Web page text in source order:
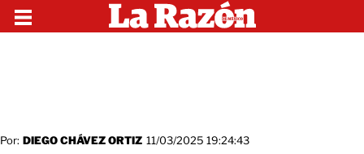
Por: DIEGO CHÁVEZ ORTIZ 11/03/2025 19:24:43